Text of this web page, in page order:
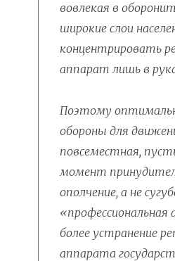
вовлекая в
широкие слои
концентрировать
аппарат лишь в
Поэтому
обороны для
повсеместная,
момент
ополчение, а не
более устранение
аппарата